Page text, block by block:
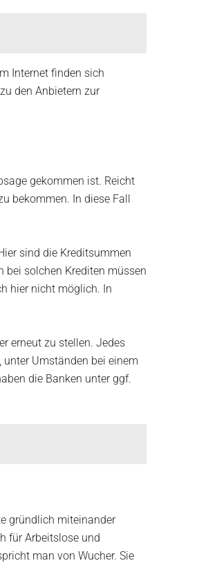
Internet finden sich
den Anbietern zur
gekommen ist. Reicht
bekommen. In diese Fall
sind die Kreditsummen
bei solchen Krediten müssen
hier nicht möglich. In
erneut zu stellen. Jedes
Umständen bei einem
die Banken unter ggf.
gründlich miteinander
für Arbeitslose und
man von Wucher. Sie